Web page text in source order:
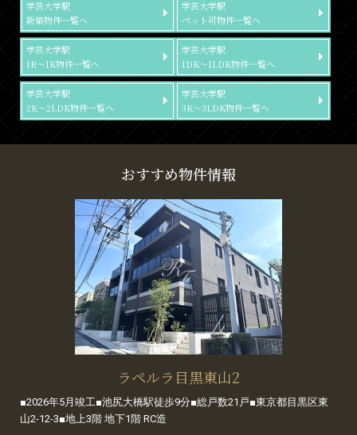
学芸大学駅
新築物件一覧へ
学芸大学駅
ペット可物件一覧へ
学芸大学駅
1R～1K物件一覧へ
学芸大学駅
1DK～1LDK物件一覧へ
学芸大学駅
2K～2LDK物件一覧へ
学芸大学駅
3K～3LDK物件一覧へ
おすすめ物件情報
ラペルラ目黒東山2
■2026年5月竣工■池尻大橋駅徒歩9分■総戸数21戸■東京都目黒区東
山2-12-3■地上3階 地下1階 RC造